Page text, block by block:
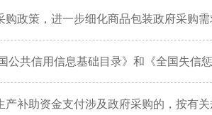
购政策，进一步细化商品包装政府采购
公共信用信息基础目录》和《全国失信
产补助资金支付涉及政府采购的，按有